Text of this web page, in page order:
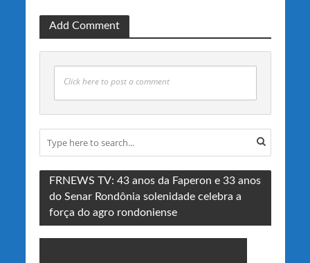
Add Comment
Click here to post a comment
FRNEWS TV: 43 anos da Faperon e 33 anos
do Senar Rondônia solenidade celebra a
força do agro rondoniense